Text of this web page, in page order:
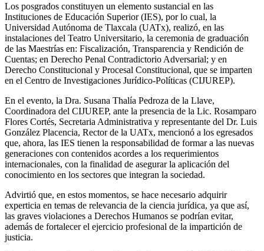
Los posgrados constituyen un elemento sustancial en las
Instituciones de Educación Superior (IES), por lo cual, la
Universidad Autónoma de Tlaxcala (UATx), realizó, en las
instalaciones del Teatro Universitario, la ceremonia de graduación
de las Maestrías en: Fiscalización, Transparencia y Rendición de
Cuentas; en Derecho Penal Contradictorio Adversarial; y en
Derecho Constitucional y Procesal Constitucional, que se imparten
en el Centro de Investigaciones Jurídico-Políticas (CIJUREP).
En el evento, la Dra. Susana Thalía Pedroza de la Llave,
Coordinadora del CIJUREP, ante la presencia de la Lic. Rosamparo
Flores Cortés, Secretaria Administrativa y representante del Dr. Luis
González Placencia, Rector de la UATx, mencionó a los egresados
que, ahora, las IES tienen la responsabilidad de formar a las nuevas
generaciones con contenidos acordes a los requerimientos
internacionales, con la finalidad de asegurar la aplicación del
conocimiento en los sectores que integran la sociedad.
Advirtió que, en estos momentos, se hace necesario adquirir
experticia en temas de relevancia de la ciencia jurídica, ya que así,
las graves violaciones a Derechos Humanos se podrían evitar,
además de fortalecer el ejercicio profesional de la impartición de
justicia.